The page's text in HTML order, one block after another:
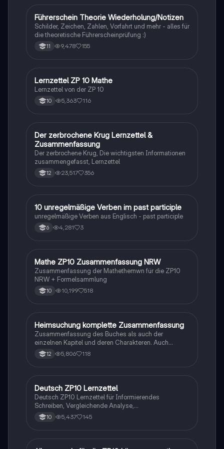
im Grundkurs.
Lerntipps
Führerschein Theorie Wiederholung/Notizen
Schilder, Zeichen, Zahlen, Vorfahrt und mehr - alles für
die theoretische Führerscheinprüfung :)
11 9,478 155
Mathe
Lernzettel ZP 10 Mathe
Lernzettel von der ZP 10
10 5,363 116
Deutsch
Der zerbrochene Krug Lernzettel &
Zusammenfassung
Der zerbrochene Krug, Die wichtigsten Informationen
zusammengefasst, Lernzettel
12 23,517 356
1 Englisch
10 unregelmäßige Verben im past participle
unregelmäßige Verben aus Englisch - past participle
6 4,281 3
Mathe
Mathe ZP10 Zusammenfassung NRW
Zusammenfassung der Mathethemwn für die ZP10
NRW + Formelsammlung
10 10,199 518
Deutsch
Heimsuchung komplette Zusammenfassung
Zusammenfassung des Buches als auch der
einzelnen Kapitel und deren Charakteren. Auch
tabellarisch. Im Unterricht ohne KI erstellt
12 5,806 118
Deutsch
Deutsch ZP10 Lernzettel
Deutsch ZP10 Lernzettel für Informierendes
Schreiben, Vergleichende Analyse,
Sachtexte/Roman/Gedicht..
10 5,437 145